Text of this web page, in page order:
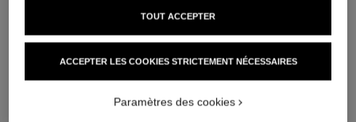
L'ACCORD PARFAIT
ACCEPTER LES COOKIES STRICTEMENT NÉCESSAIRES
TOUT ACCEPTER
Paramètres des cookies